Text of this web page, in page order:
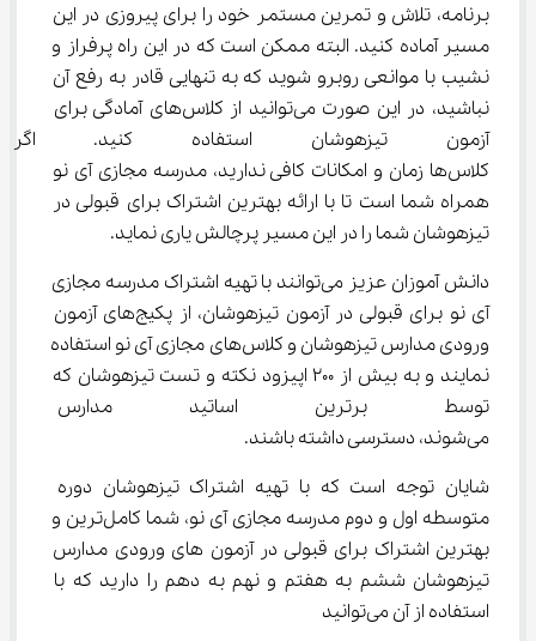
برنامه، تلاش و تمرین مستمر خود را برای پیروزی در این
مسیر آماده کنید. البته ممکن است که در این راه پرفراز و
نشیب با موانعی روبرو شوید که به تنهایی قادر به رفع آن
نباشید، در این صورت می‌توانید از کلاس‌های آمادگی برای
آزمون تیزهوشان استفاده
کلاس‌ها زمان و امکانات کافی ندارید، مدرسه مجازی آی نو
همراه شما است تا با ارائه بهترین اشتراک برای قبولی در
تیزهوشان شما را در این مسیر پرچالش یاری نماید.
دانش آموزان عزیز می‌توانند با تهیه اشتراک مدرسه مجازی
آی نو برای قبولی در آزمون تیزهوشان، از پکیج‌های آزمون
ورودی مدارس تیزهوشان و کلاس‌های مجازی آی نو استفاده
نمایند و به بیش از 200 اپیزود نکته و تست تیزهوشان که
توسط برترین اساتید
می‌شوند، دسترسی داشته باشند.
شایان توجه است که با تهیه اشتراک تیزهوشان دوره
متوسطه اول و دوم مدرسه مجازی آی نو، شما کامل‌ترین و
بهترین اشتراک برای قبولی در آزمون های ورودی مدارس
تیزهوشان ششم به هفتم و نهم به دهم را دارید که با
استفاده از آن می‌توانید